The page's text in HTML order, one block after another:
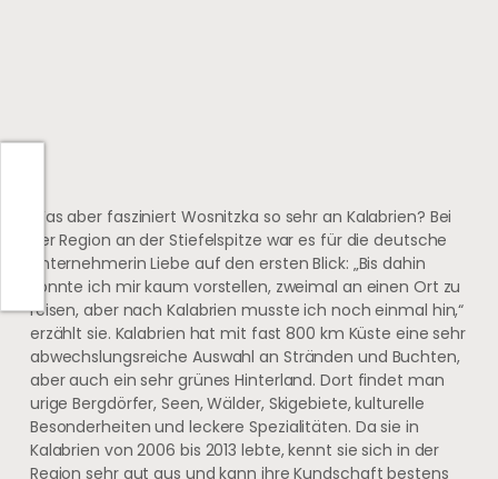
Was aber fasziniert Wosnitzka so sehr an Kalabrien? Bei
der Region an der Stiefelspitze war es für die deutsche
Unternehmerin Liebe auf den ersten Blick: „Bis dahin
konnte ich mir kaum vorstellen, zweimal an einen Ort zu
reisen, aber nach Kalabrien musste ich noch einmal hin,“
erzählt sie. Kalabrien hat mit fast 800 km Küste eine sehr
abwechslungsreiche Auswahl an Stränden und Buchten,
aber auch ein sehr grünes Hinterland. Dort findet man
urige Bergdörfer, Seen, Wälder, Skigebiete, kulturelle
Besonderheiten und leckere Spezialitäten. Da sie in
Kalabrien von 2006 bis 2013 lebte, kennt sie sich in der
Region sehr gut aus und kann ihre Kundschaft bestens